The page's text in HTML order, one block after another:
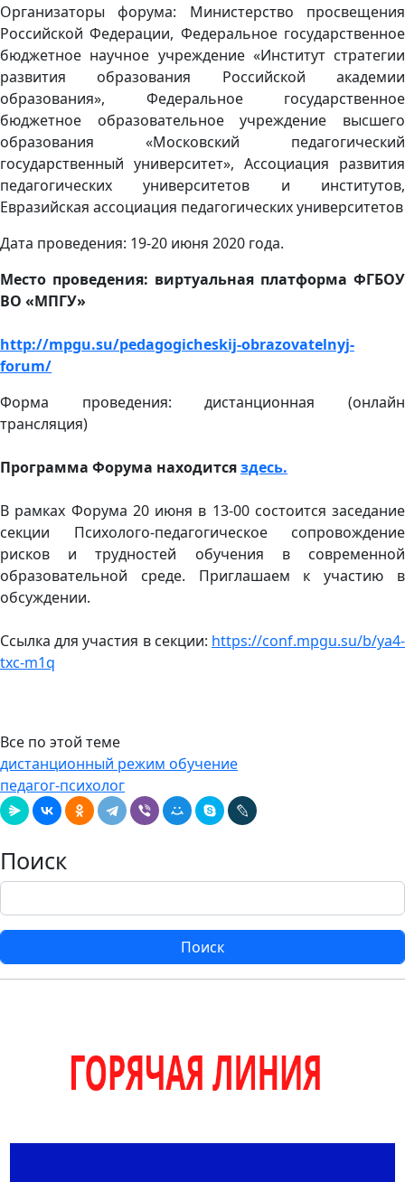
Организаторы форума: Министерство просвещения
Российской Федерации, Федеральное государственное
бюджетное научное учреждение «Институт стратегии
развития образования Российской академии
образования», Федеральное государственное
бюджетное образовательное учреждение высшего
образования «Московский педагогический
государственный университет», Ассоциация развития
педагогических университетов и институтов,
Евразийская ассоциация педагогических университетов
Дата проведения: 19-20 июня 2020 года.
Место проведения: виртуальная платформа ФГБОУ
ВО «МПГУ»
http://mpgu.su/pedagogicheskij-obrazovatelnyj-
forum/
Форма проведения: дистанционная (онлайн
трансляция)
Программа Форума находитсяздесь.
В рамках Форума 20 июня в 13-00 состоится заседание
секции Психолого-педагогическое сопровождение
рисков и трудностей обучения в современной
образовательной среде. Приглашаем к участию в
обсуждении.
Ссылка для участия в секции: https://conf.mpgu.su/b/ya4-
txc-m1q
Все по этой теме
дистанционный режим обучение
педагог-психолог
Поиск
Поиск